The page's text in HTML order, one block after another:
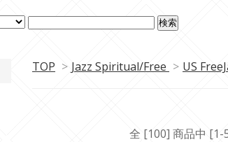
TOP > Jazz Spiritual/Free > US
全 [100] 商品中 [1-